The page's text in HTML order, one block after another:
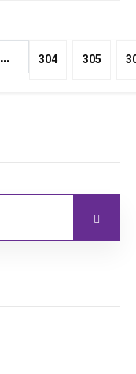
... 304 305